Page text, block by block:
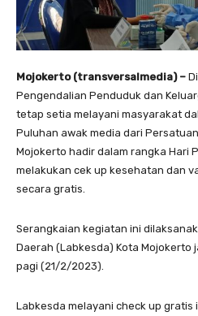
Mojokerto (transversalmedia) –
Pengendalian Penduduk dan
tetap setia melayani masyarakat
Puluhan awak media dari
Mojokerto hadir dalam rangka Hari
melakukan cek up kesehatan dan
secara gratis.
Serangkaian kegiatan ini
Daerah (Labkesda) Kota Mojokerto
pagi (21/2/2023).
Labkesda melayani check up gratis